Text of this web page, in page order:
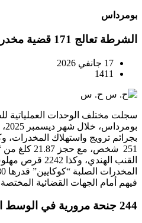
بومرداس
الشرطة تعالج 171 قضية مخدرات
17 جانفي 2026
1411
ح. س
سجلت مختلف الوحدات العملياتية
بجرائم ترويج واستهلاك المخدرات،
251 شخص، مع
القنب الهندي،
فيهم أمام الجهات القضائية المختصة
244 جنحة مرورية في الوسط الحضري